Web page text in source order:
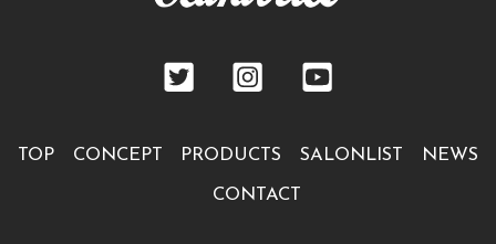
TOP CONCEPT PRODUCTS SALONLIST NEWS
CONTACT